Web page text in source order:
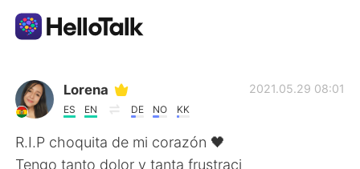
Dil Değişimi Uygulaması
AI Grammar Checker
Lorena
ES EN DE NO KK
2021.05.29 08:01
R.I.P choquita de mi corazón 🖤
Tengo tanto dolor y tanta frustraci